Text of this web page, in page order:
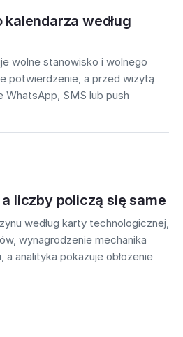
według
wolne stanowisko i wolnego
potwierdzenie, a przed wizytą
WhatsApp, SMS lub push
liczby policzą się same
według karty technologicznej,
wynagrodzenie mechanika
analityka pokazuje obłożenie